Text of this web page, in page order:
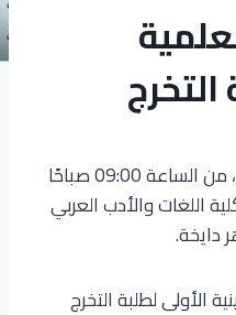
التخرج
يومي 12 و13 فيفري 2025، من الساعة 09:00 صباحًا
اللغات والأدب العربي
دايخة.
الأولى لطلبة التخرج